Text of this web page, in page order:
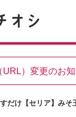
）変更のお
だけ【セリア】み